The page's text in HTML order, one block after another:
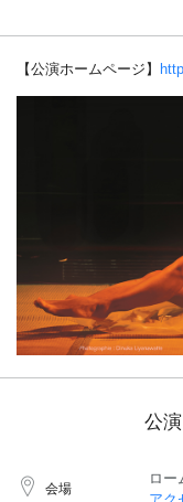
【公演ホームページ】
公
会場
ロ